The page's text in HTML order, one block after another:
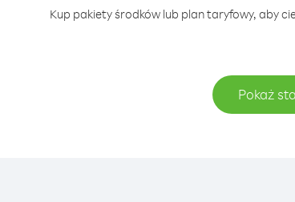
Kup pakiety środków lub plan taryfowy, aby
Pokaż